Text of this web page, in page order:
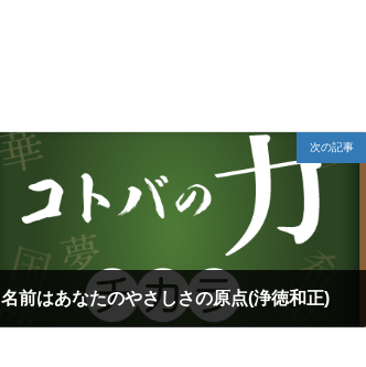
次の記事
名前はあなたのやさしさの原点(浄徳和正)